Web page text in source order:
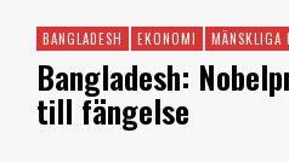
BANGLADESH EKONOMI MÄNSKLIGA
Bangladesh:
till fängelse